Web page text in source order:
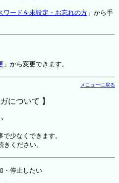
ワードを未設定・お忘れの方 」から手
」から変更できます。
メニューに戻る
について 】
少なくできます。
きください。
・停止したい